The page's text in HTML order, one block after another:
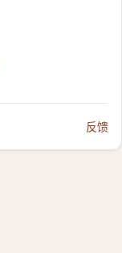
反馈